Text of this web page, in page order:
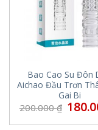
Bao Cao Su Đôn
Aichao Đầu Trơn
Gai Bi
200.000₫